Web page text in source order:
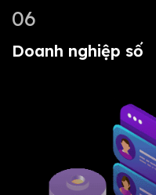
06
Doanh nghiệp số